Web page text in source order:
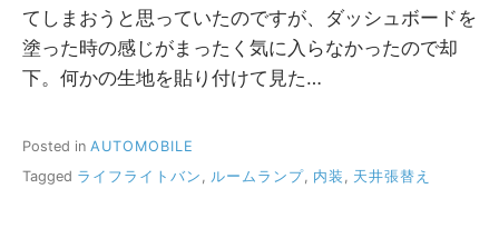
てしまおうと思っていたのですが、ダッシュボードを
塗った時の感じがまったく気に入らなかったので却
下。何かの生地を貼り付けて見た…
Posted in AUTOMOBILE
Tagged ライフライトバン ルームランプ 内装 天井張替え